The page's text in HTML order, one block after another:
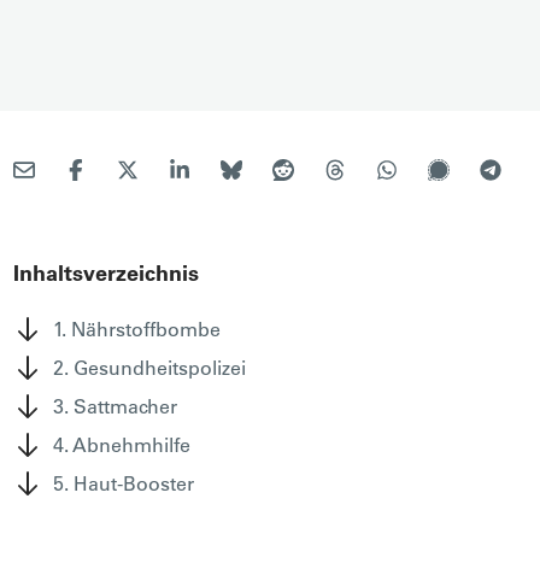
Inhaltsverzeichnis
1. Nährstoffbombe
2. Gesundheitspolizei
3. Sattmacher
4. Abnehmhilfe
5. Haut-Booster